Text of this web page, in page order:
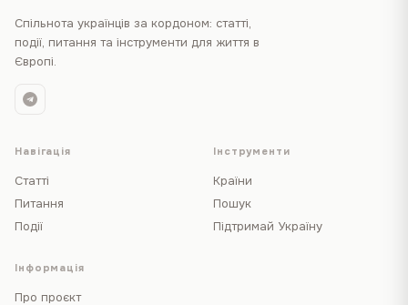
Спільнота українців за кордоном: статті,
події, питання та інструменти для життя в
Європі.
Навігація
Статті
Питання
Події
Інструменти
Країни
Пошук
Підтримай Україну
Інформація
Про проєкт